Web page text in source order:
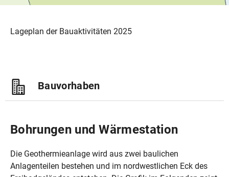
Lageplan der Bauaktivitäten 2025
Bauvorhaben
Bohrungen und Wärmestation
Die Geothermieanlage wird aus zwei baulichen
Anlagenteilen bestehen und im nordwestlichen Eck des